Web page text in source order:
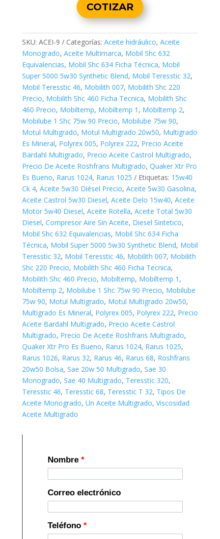
COTIZAR
SKU: ACEI-9 Categorías: Aceite hidráulico, Aceite
Monogrado, Aceite Multimarca, Mobil Shc 632
Equivalencias, Mobil Shc 634 Ficha Técnica, Mobil
Super 5000 5w30 Synthetic Blend, Mobil Teresstic 32,
Mobil Teresstic 46, Mobilith 007, Mobilith Shc 220
Precio, Mobilith Shc 460 Ficha Tecnica, Mobilith Shc
460 Precio, Mobiltemp, Mobiltemp 1 , Mobiltemp 2,
Mobilube 1 Shc 75w 90 Precio, Mobilube 75w 90,
Motul Multigrado, Motul Multigrado 20w50, Multigrado
Es Mineral, Polyrex 005, Polyrex 222, Precio Aceite
Bardahl Multigrado, Precio Aceite Castrol Multigrado,
Precio De Aceite Roshfrans Multigrado, Quaker Xtr Pro
Es Bueno, Rarus 1024, Rarus 1025 Etiquetas: 15w40
Ck 4, Aceite 5w30 Diésel Precio, Aceite 5w30 Gasolina,
Aceite Castrol 5w30 Diesel, Aceite Delo 15w40, Aceite
Motor 5w40 Diesel, Aceite Rotella, Aceite Total 5w30
Diesel, Compresor Aire Sin Aceite, Diesel Sintetico,
Mobil Shc 632 Equivalencias, Mobil Shc 634 Ficha
Técnica, Mobil Super 5000 5w30 Synthetic Blend, Mobil
Teresstic 32, Mobil Teresstic 46, Mobilith 007, Mobilith
Shc 220 Precio, Mobilith Shc 460 Ficha Tecnica,
Mobilith Shc 460 Precio, Mobiltemp, Mobiltemp 1 ,
Mobiltemp 2, Mobilube 1 Shc 75w 90 Precio, Mobilube
75w 90, Motul Multigrado, Motul Multigrado 20w50,
Multigrado Es Mineral, Polyrex 005, Polyrex 222, Precio
Aceite Bardahl Multigrado, Precio Aceite Castrol
Multigrado, Precio De Aceite Roshfrans Multigrado,
Quaker Xtr Pro Es Bueno, Rarus 1024, Rarus 1025,
Rarus 1026, Rarus 32, Rarus 46, Rarus 68, Roshfrans
20w50 Bolsa, Sae 20w 50 Multigrado, Sae 30
Monogrado, Sae 40 Multigrado, Teresstic 320,
Teresstic 46, Teresstic 68, Teresstic T 32, Tipos De
Aceite Monogrado, Un Aceite Multigrado, Viscosidad
Aceite Multigrado
Nombre *
Correo electrónico
Teléfono *